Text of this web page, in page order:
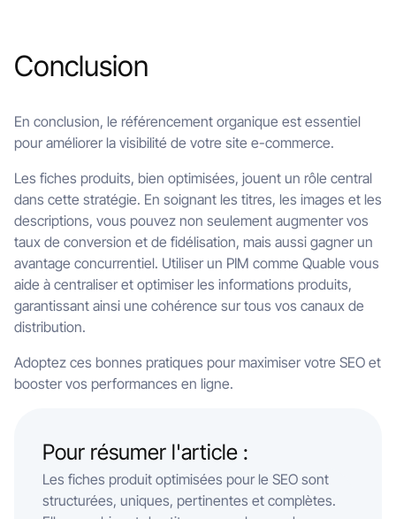
Conclusion
En conclusion, le référencement organique est essentiel
pour améliorer la visibilité de votre site e-commerce.
Les fiches produits, bien optimisées, jouent un rôle central
dans cette stratégie. En soignant les titres, les images et les
descriptions, vous pouvez non seulement augmenter vos
taux de conversion et de fidélisation, mais aussi gagner un
avantage concurrentiel. Utiliser un PIM comme Quable vous
aide à centraliser et optimiser les informations produits,
garantissant ainsi une cohérence sur tous vos canaux de
distribution.
Adoptez ces bonnes pratiques pour maximiser votre SEO et
booster vos performances en ligne.
Pour résumer l'article :
Les fiches produit optimisées pour le SEO sont
structurées, uniques, pertinentes et complètes.